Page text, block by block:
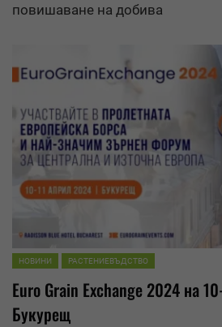
повишаване на добива
НОВИНИ РАСТЕНИЕВЪДСТВО
Euro Grain Exchange 2024 на
Букурещ